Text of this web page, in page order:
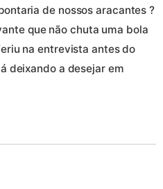
de nossos aracantes ?
que não chuta uma bola
na entrevista antes do
deixando a desejar em